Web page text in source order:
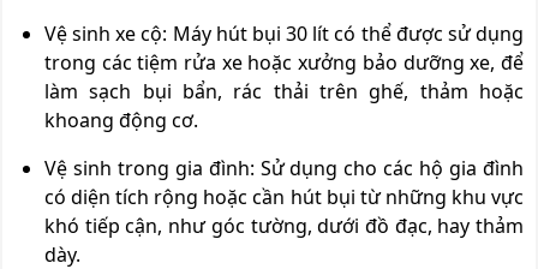
Vệ sinh xe cộ: Máy hút bụi 30 lít có thể được sử dụng
trong các tiệm rửa xe hoặc xưởng bảo dưỡng xe, để
làm sạch bụi bẩn, rác thải trên ghế, thảm hoặc
khoang động cơ.
Vệ sinh trong gia đình: Sử dụng cho các hộ gia đình
có diện tích rộng hoặc cần hút bụi từ những khu vực
khó tiếp cận, như góc tường, dưới đồ đạc, hay thảm
dày.